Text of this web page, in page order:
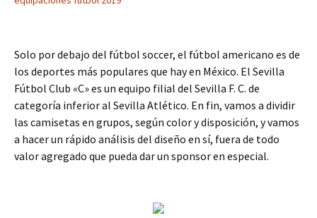
Solo por debajo del fútbol soccer, el fútbol americano es de
los deportes más populares que hay en México. El Sevilla
Fútbol Club «C» es un equipo filial del Sevilla F. C. de
categoría inferior al Sevilla Atlético. En fin, vamos a dividir
las camisetas en grupos, según color y disposición, y vamos
a hacer un rápido análisis del diseño en sí, fuera de todo
valor agregado que pueda dar un sponsor en especial.